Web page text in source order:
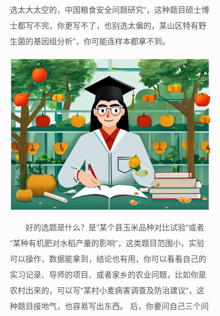
选太大太空的，中国粮食安全问题研究”，这种题目硕士博
士都写不完，你更写不了，也别选太偏的，某山区特有野
生菌的基因组分析”，你可能连样本都拿不到。
好的选题是什么？是“某个县玉米品种对比试验”或者
“某种有机肥对水稻产量的影响”，这类题目范围小，实验
可以操作，数据能拿到，结论也有用，你可以看看自己的
实习记录、导师的项目、或者家乡的农业问题，比如你是
农村出来的，可以写“某村小麦病害调查及防治建议”，这
种题目接地气，也容易写出东西。 后，你要问自己三个问